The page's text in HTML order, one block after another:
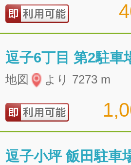
逗子6丁目 第2駐車
地図 より 7273 m
逗子小坪 飯田駐車